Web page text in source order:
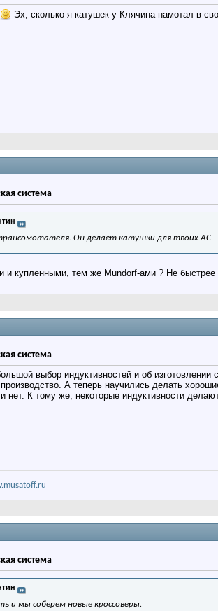
Эх, сколько я катушек у Клячина намотал в
система
Он делает катушки для твоих АС
купленными, тем же Mundorf-ами ? Не быстрее
система
выбор индуктивностей и об
А теперь научились делать
нет. К тому же, некоторые индуктивности
система
и мы соберем новые кроссоверы.